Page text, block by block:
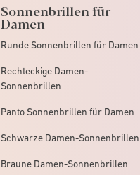
Sonnenbrillen für
Damen
Runde Sonnenbrillen für Damen
Rechteckige Damen-
Sonnenbrillen
Panto Sonnenbrillen für Damen
Schwarze Damen-Sonnenbrillen
Braune Damen-Sonnenbrillen